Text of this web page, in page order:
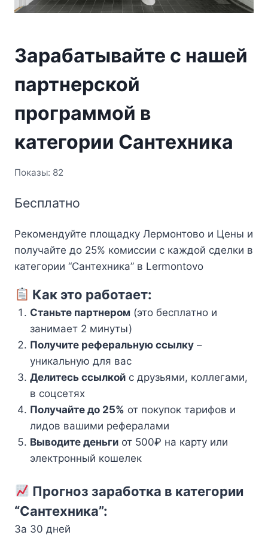
Зарабатывайте с нашей
партнерской
программой в
категории Сантехника
Показы: 82
Бесплатно
Рекомендуйте площадку Лермонтово и Цены и
получайте до 25% комиссии с каждой сделки в
категории “Сантехника” в Lermontovo
Как это работает:
Станьте партнером (это бесплатно и
занимает 2 минуты)
Получите реферальную ссылку–
уникальную для вас
Делитесь ссылкойс друзьями, коллегами,
в соцсетях
Получайте до 25% от покупок тарифов и
лидов вашими рефералами
Выводите деньгиот 500₽ на карту или
электронный кошелек
Прогноз заработка в категории
“Сантехника”:
За 30 дней